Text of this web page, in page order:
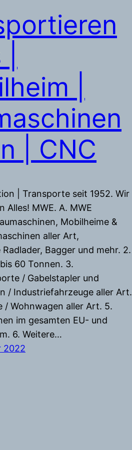
|
| CNC
| Transporte seit 1952. Wir
Alles! MWE. A. MWE
Mobilheime &
aller Art,
Bagger und mehr. 2.
60 Tonnen. 3.
/ Gabelstapler und
/ Industriefahrzeuge aller Art.
/ Wohnwagen aller Art. 5.
im gesamten EU- und
6. Weitere…
2022